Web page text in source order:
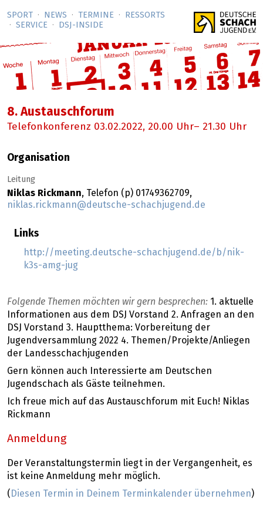
SPORT NEWS TERMINE
RESSORTS
SERVICE
DSJ-­INSIDE
8. Austauschforum
Telefonkonferenz 03.02.2022, 20.00 Uhr– 21.30 Uhr
Organisation
Leitung
Niklas Rickmann, Telefon (p) 01749362709,
niklas.rickmann@deutsche-schachjugend.de
Links
http://meeting.deutsche-schachjugend.de/b/nik-
k3s-amg-jug
Folgende Themen möchten wir gern besprechen: 1. aktuelle
Informationen aus dem DSJ Vorstand 2. Anfragen an den
DSJ Vorstand 3. Hauptthema: Vorbereitung der
Jugendversammlung 2022 4. Themen/Projekte/Anliegen
der Landesschachjugenden
Gern können auch Interessierte am Deutschen
Jugendschach als Gäste teilnehmen.
Ich freue mich auf das Austauschforum mit Euch! Niklas
Rickmann
Anmeldung
Der Veranstaltungstermin liegt in der Vergangenheit, es
ist keine Anmeldung mehr möglich.
( Diesen Termin in Deinem Terminkalender übernehmen)